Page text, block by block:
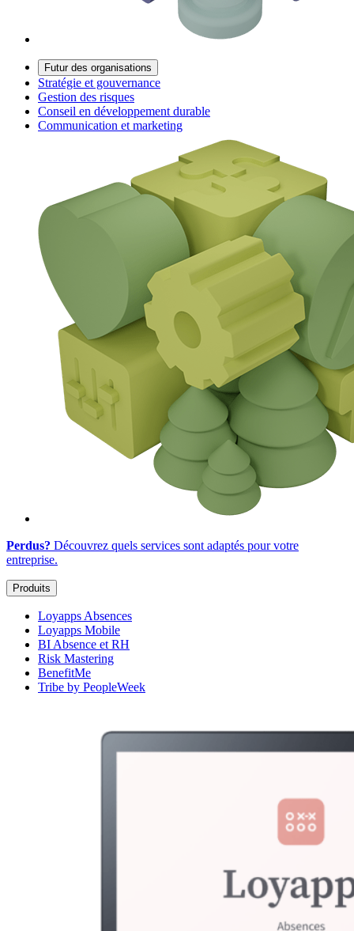
Futur des organisations
Stratégie et gouvernance
Gestion des risques
Conseil en développement durable
Communication et marketing
Perdus? Découvrez quels services sont adaptés pour votre
entreprise.
Produits
Loyapps Absences
Loyapps Mobile
BI Absence et RH
Risk Mastering
BenefitMe
Tribe by PeopleWeek